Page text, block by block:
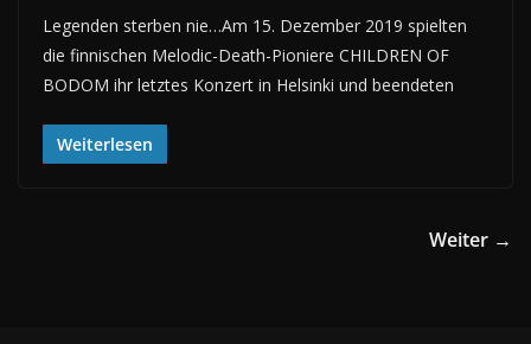
Legenden sterben nie…Am 15. Dezember 2019 spielten
die finnischen Melodic-Death-Pioniere CHILDREN OF
BODOM ihr letztes Konzert in Helsinki und beendeten
Weiterlesen
Weiter →